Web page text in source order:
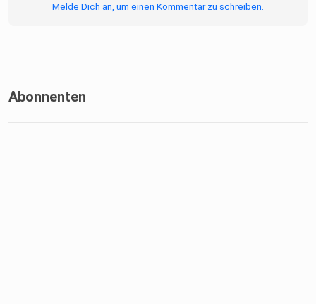
Melde Dich an, um einen Kommentar zu schreiben.
Abonnenten